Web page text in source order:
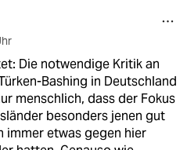
Die notwendige Kritik an
Bashing in Deutschland
menschlich, dass der Fokus
besonders jenen gut
immer etwas gegen hier